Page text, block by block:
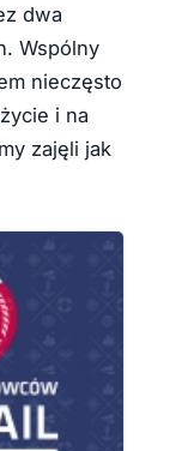
dwa
Wspólny
nieczęsto
i na
zajęli jak